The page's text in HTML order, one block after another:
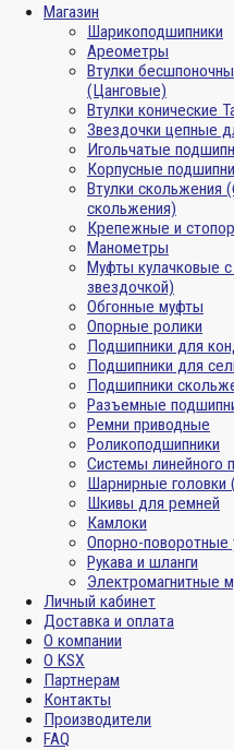
Магазин
Шарикоподшипники
Ареометры
Втулки
(Цанговые)
Втулки конические
Звездочки цепные
Игольчатые
Корпусные
Втулки скольжения
скольжения)
Крепежные и
Манометры
Муфты кулачковые с
звездочкой)
Обгонные муфты
Опорные ролики
Подшипники для
Подшипники для
Подшипники
Разъемные
Ремни приводные
Роликоподшипники
Системы линейного
Шарнирные головки
Шкивы для ремней
Камлоки
Опорно-поворотные
Рукава и шланги
Электромагнитные
Личный кабинет
Доставка и оплата
О компании
О KSX
Партнерам
Контакты
Производители
FAQ